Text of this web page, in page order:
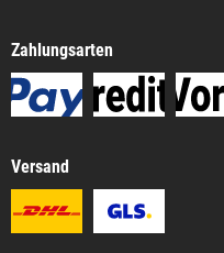
Zahlungsarten
Versand